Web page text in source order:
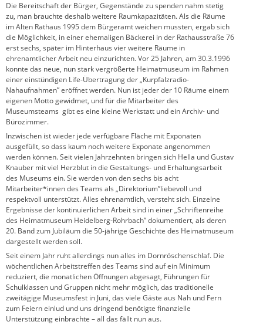
Die Bereitschaft der Bürger, Gegenstände zu spenden nahm stetig
zu, man brauchte deshalb weitere Raumkapazitäten. Als die Räume
im Alten Rathaus 1995 dem Bürgeramt weichen mussten, ergab sich
die Möglichkeit, in einer ehemaligen Bäckerei in der Rathausstraße 76
erst sechs, später im Hinterhaus vier weitere Räume in
ehrenamtlicher Arbeit neu einzurichten. Vor 25 Jahren, am 30.3.1996
konnte das neue, nun stark vergrößerte Heimatmuseum im Rahmen
einer einstündigen Life-Übertragung der „Kurpfalzradio-
Nahaufnahmen” eröffnet werden. Nun ist jeder der 10 Räume einem
eigenen Motto gewidmet, und für die Mitarbeiter des
Museumsteams gibt es eine kleine Werkstatt und ein Archiv- und
Bürozimmer.
Inzwischen ist wieder jede verfügbare Fläche mit Exponaten
ausgefüllt, so dass kaum noch weitere Exponate angenommen
werden können. Seit vielen Jahrzehnten bringen sich Hella und Gustav
Knauber mit viel Herzblut in die Gestaltungs- und Erhaltungsarbeit
des Museums ein. Sie werden von den sechs bis acht
Mitarbeiter*innen des Teams als „Direktorium”liebevoll und
respektvoll unterstützt. Alles ehrenamtlich, versteht sich. Einzelne
Ergebnisse der kontinuierlichen Arbeit sind in einer „Schriftenreihe
des Heimatmuseum Heidelberg-Rohrbach” dokumentiert, als deren
20. Band zum Jubiläum die 50-jährige Geschichte des Heimatmuseum
dargestellt werden soll.
Seit einem Jahr ruht allerdings nun alles im Dornröschenschlaf. Die
wöchentlichen Arbeitstreffen des Teams sind auf ein Minimum
reduziert, die monatlichen Öffnungen abgesagt, Führungen für
Schulklassen und Gruppen nicht mehr möglich, das traditionelle
zweitägige Museumsfest in Juni, das viele Gäste aus Nah und Fern
zum Feiern einlud und uns dringend benötigte finanzielle
Unterstützung einbrachte – all das fällt nun aus.